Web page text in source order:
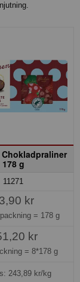
178 g
11271
kr
= 178 g
kr
= 8*178 g
243,89kr/kg